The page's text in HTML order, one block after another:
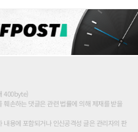
400byte)
손하는 댓글은 관련 법률에 의해 제재를 받을
용에 포함되거나 인신공격성 글은 관리자의 판